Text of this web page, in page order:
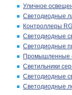
Уличное
Светодиодные
Контроллеры
Светодиодные
Светодиодные
Промышленные
Светильники
Светодиодные
Светодиодные